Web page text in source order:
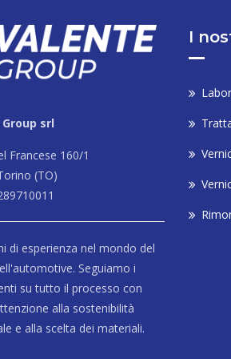
srl
Francese 160/1
(TO)
di esperienza nel mondo del
Seguiamo i
su tutto il processo con
alla sostenibilità
e alla scelta dei materiali.
I